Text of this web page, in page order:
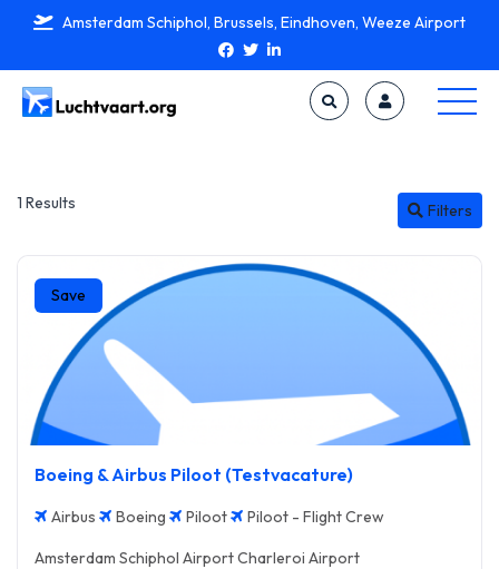
Amsterdam Schiphol, Brussels, Eindhoven, Weeze Airport
1 Results Filters
Save
Boeing & Airbus Piloot (Testvacature)
Airbus Boeing Piloot Piloot - Flight Crew
Amsterdam Schiphol Airport Charleroi Airport